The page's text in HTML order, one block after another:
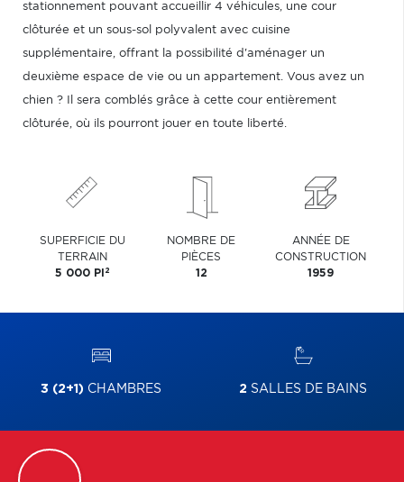
stationnement pouvant accueillir 4 véhicules, une cour
clôturée et un sous-sol polyvalent avec cuisine
supplémentaire, offrant la possibilité d'aménager un
deuxième espace de vie ou un appartement. Vous avez un
chien ? Il sera comblés grâce à cette cour entièrement
clôturée, où ils pourront jouer en toute liberté.
SUPERFICIE DU
TERRAIN
5 000 PI 2
NOMBRE DE
PIÈCES
12
ANNÉE DE
CONSTRUCTION
1959
3 (2+1) CHAMBRES 2 SALLES DE BAINS